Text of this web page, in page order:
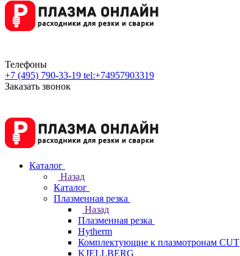
Телефоны
+7 (495) 790-33-19 tel:+74957903319
Заказать звонок
Каталог
Назад
Каталог
Плазменная резка
Назад
Плазменная резка
Hytherm
Комплектующие к плазмотронам CUT
KJELLBERG